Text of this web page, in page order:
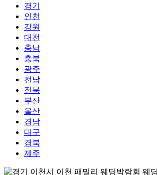
경기
인천
강원
대전
충남
충북
광주
전남
전북
부산
울산
경남
대구
경북
제주